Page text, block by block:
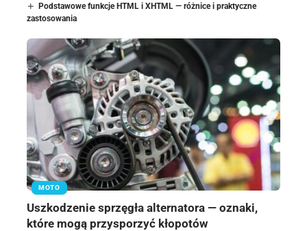
Podstawowe funkcje HTML i XHTML — różnice i praktyczne
zastosowania
MOTO
Uszkodzenie sprzęgła alternatora — oznaki,
które mogą przysporzyć kłopotów